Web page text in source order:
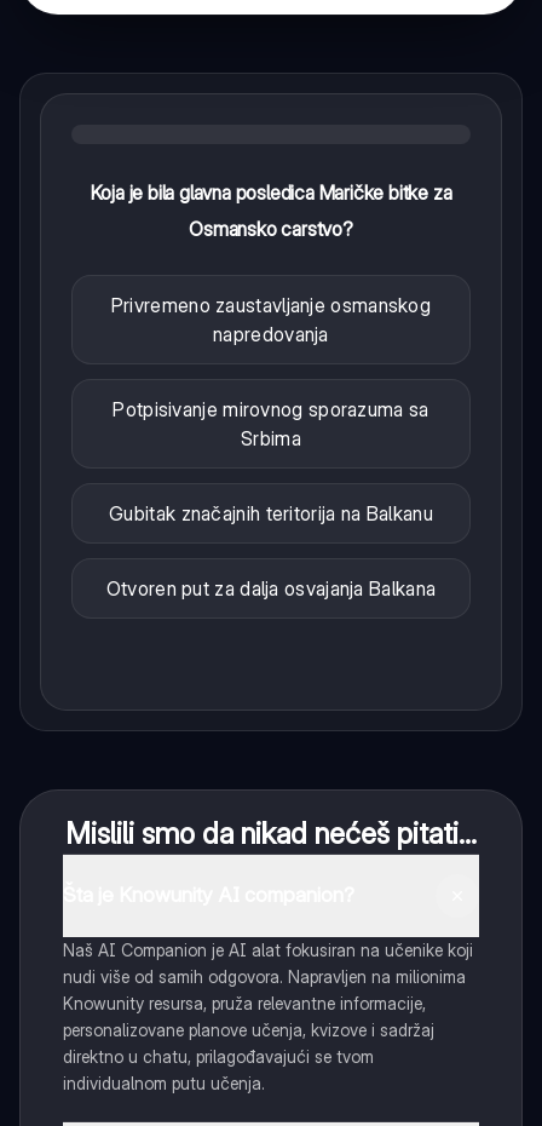
Koja je bila glavna posledica Maričke bitke za
Osmansko carstvo?
Privremeno zaustavljanje osmanskog
napredovanja
Potpisivanje mirovnog sporazuma sa
Srbima
Gubitak značajnih teritorija na Balkanu
Otvoren put za dalja osvajanja Balkana
Mislili smo da nikad nećeš pitati...
Naš AI Companion je AI alat fokusiran na učenike koji
nudi više od samih odgovora. Napravljen na milionima
Knowunity resursa, pruža relevantne informacije,
personalizovane planove učenja, kvizove i sadržaj
direktno u chatu, prilagođavajući se tvom
individualnom putu učenja.